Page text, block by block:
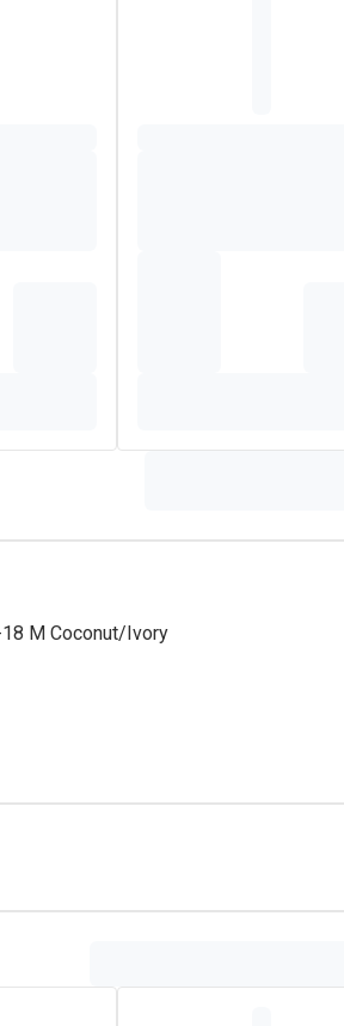
M Coconut/Ivory
en is smaak- en geurvrij. Dit is